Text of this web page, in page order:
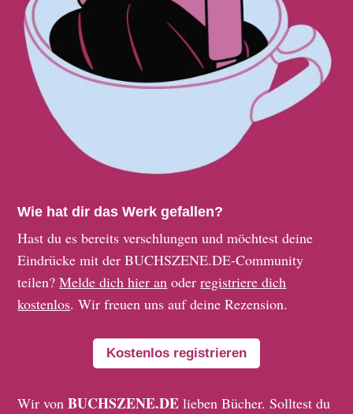
Wie hat dir das Werk gefallen?
Hast du es bereits verschlungen und möchtest deine
Eindrücke mit der BUCHSZENE.DE-Community
teilen?Melde dich hier an oderregistriere dich
kostenlos. Wir freuen uns auf deine Rezension.
Kostenlos registrieren
Wir vonBUCHSZENE.DE lieben Bücher. Solltest du